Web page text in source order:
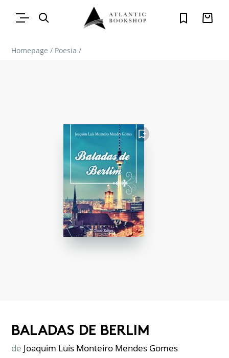
Homepage / Poesia /
FAVORITO
BALADAS DE BERLIM
de Joaquim Luís Monteiro Mendes Gomes